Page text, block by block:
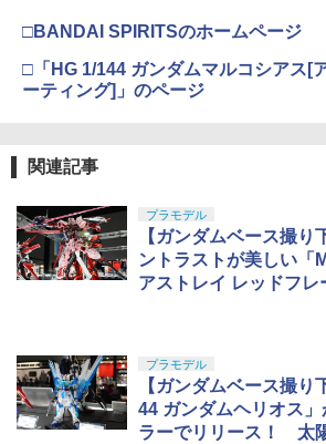
5
タカラトミー トミ
付き)
￥1,100
セス On the Run シ
ション 塗装済み コ
新年のギフトに最適
【POP MART 公式
TERS Big into
るみペンダント 【1
ブブ labubu ラブブ
ト ブラインドボッ
ちゃ ガチャガチャ
￥2,750
ちゃん 組み立て式プ
￥10,081
5
色分け済みプラモデル
￥1,800
￥2,666
￥499
□BANDAI SPIRITSのホームページ
□「HG 1/144 ガンダムマルコシアス[
ーティング]」のページ
関連記事
プラモデル
【ガンダムベース撮り
ントラストが美しい「
アストレイ レッドフレ
ット メッキフレーム/
プラモデル
【ガンダムベース撮り
44 ガンダムヘリオス
ラーでリリース！ 太